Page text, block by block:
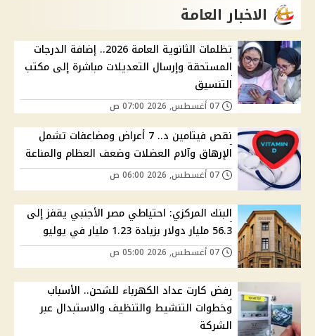
الاخبار العامة
تظلمات الثانوية العامة 2026.. إضافة الدرجات
المستحقة وإرسال التعديلات مباشرة إلى مكتب
التنسيق
نقص فيتامين د.. 7 أعراض ومضاعفات تشمل
الإرهاق وآلام العضلات وضعف العظام والمناعة
البنك المركزي: احتياطي مصر الأجنبي يقفز إلى
56.3 مليار دولار بزيادة 1.23 مليار في يوليو
رفض كارت عداد الكهرباء للشحن.. الأسباب
وخطوات التنشيط والتنظيف والاستبدال عبر
الشركة